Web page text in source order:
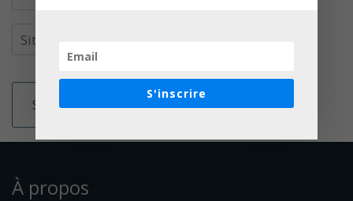
À propos
S'inscrire